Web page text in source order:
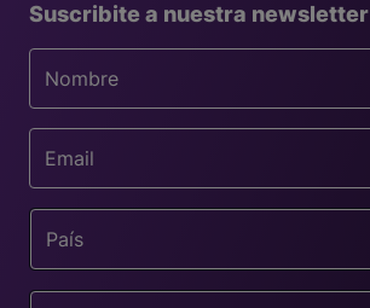
Suscribite a nuestra newsletter
País